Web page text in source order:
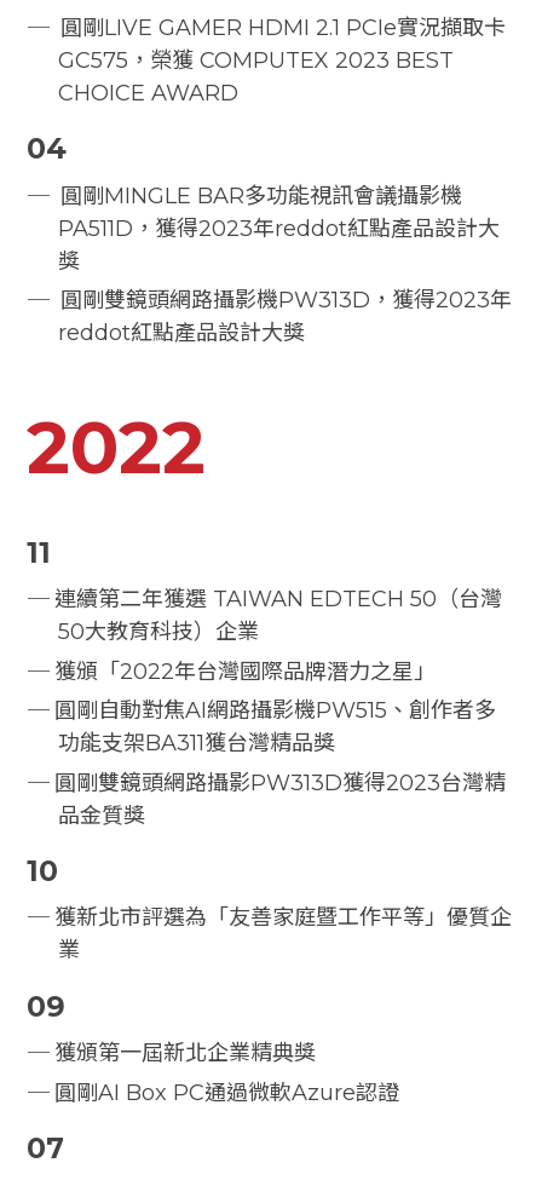
圓剛LIVE GAMER HDMI 2.1 PCIe實況擷取卡
GC575，榮獲 COMPUTEX 2023 BEST
CHOICE AWARD
04
圓剛MINGLE BAR多功能視訊會議攝影機
PA511D，獲得2023年reddot紅點產品設計大
獎
圓剛雙鏡頭網路攝影機PW313D，獲得2023年
reddot紅點產品設計大獎
2022
11
連續第二年獲選 TAIWAN EDTECH 50（台灣
50大教育科技）企業
獲頒「2022年台灣國際品牌潛力之星」
圓剛自動對焦AI網路攝影機PW515、創作者多
功能支架BA311獲台灣精品獎
圓剛雙鏡頭網路攝影PW313D獲得2023台灣精
品金質獎
10
獲新北市評選為「友善家庭暨工作平等」優質企
業
09
獲頒第一屆新北企業精典獎
圓剛AI Box PC通過微軟Azure認證
07